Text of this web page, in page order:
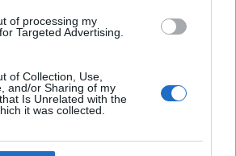
of processing my
Targeted Advertising.
of Collection, Use,
and/or Sharing of my
Is Unrelated with the
it was collected.
megszületett, az gondolkodtam
leghasznosabb szokása,
szeretnék neki átadni. Valami
távon a legtöbbet
könyvmoly! Mert az olvasás
-időnként életmentés-,